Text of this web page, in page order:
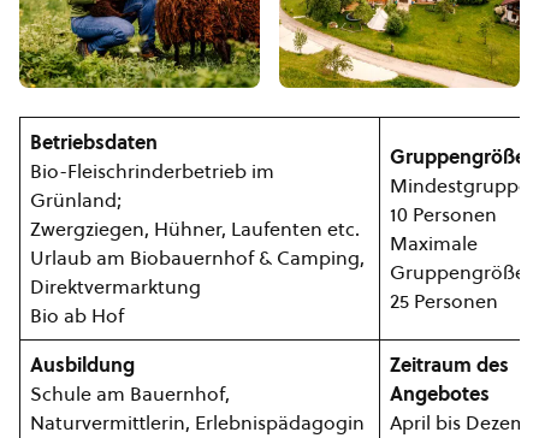
Betriebsdaten
Bio-Fleischrinderbetrieb im
Grünland;
Zwergziegen, Hühner, Laufenten etc.
Urlaub am Biobauernhof & Camping,
Direktvermarktung
Bio ab Hof
Gruppengröße
10 Personen
Maximale
Gruppengröße:
25 Personen
Ausbildung
Schule am Bauernhof,
Naturvermittlerin, Erlebnispädagogin
Zeitraum des
Angebotes
April bis